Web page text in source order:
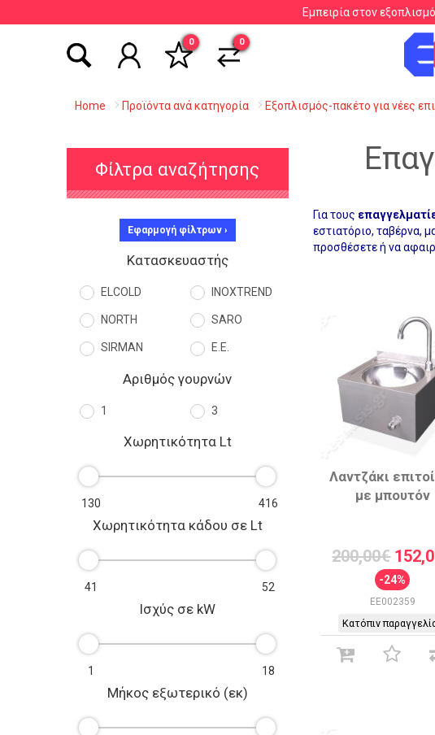
Αναζήτηση βάσει είδους, εταιρείας, κωδικού κ.λ.π.
Εμπειρία στον
0 0
Home Προϊόντα ανά κατηγορία Εξοπλισμός-πακέτο για νέες
Φίλτρα αναζήτησης
Εφαρμογή φίλτρων ›
Κατασκευαστής
ELCOLD INOXTREND
NORTH SARO
SIRMAN Ε.Ε.
Αριθμός γουρνών
1 3
Χωρητικότητα Lt
Χωρητικότητα κάδου σε Lt
Ισχύς σε kW
Μήκος εξωτερικό (εκ)
Για τους
εστιατόριο, ταβέρνα,
προσθέσετε ή να
Λαντζάκι
με μπουτόν
200,00€
-24%
EE002359
Κατόπιν